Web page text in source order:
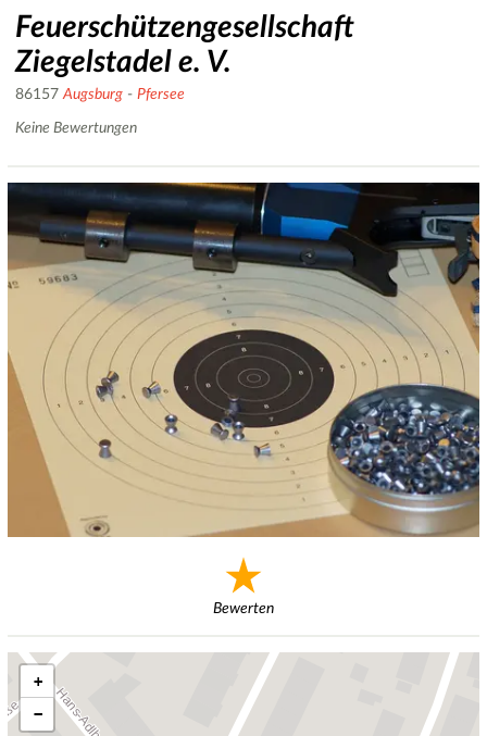
Feuerschützengesellschaft
Ziegelstadel e. V.
86157Augsburg - Pfersee
Keine Bewertungen
Bewerten
+
−